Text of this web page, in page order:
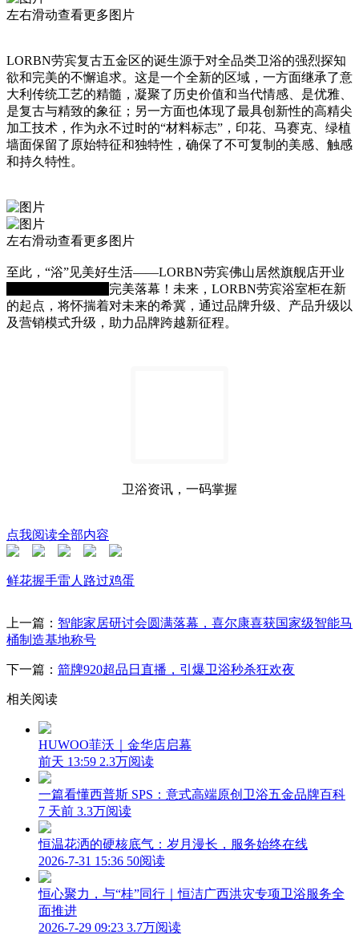
左右滑动查看更多图片
LORBN劳宾复古五金区的诞生源于对全品类卫浴的强烈探知
欲和完美的不懈追求。这是一个全新的区域，一方面继承了意
大利传统工艺的精髓，凝聚了历史价值和当代情感、是优雅、
是复古与精致的象征；另一方面也体现了最具创新性的高精尖
加工技术，作为永不过时的“材料标志”，印花、马赛克、绿植
墙面保留了原始特征和独特性，确保了不可复制的美感、触感
和持久特性。
左右滑动查看更多图片
至此，“浴”见美好生活——LORBN劳宾佛山居然旗舰店开业
完美落幕！未来，LORBN劳宾浴室柜在新
的起点，将怀揣着对未来的希冀，通过品牌升级、产品升级以
及营销模式升级，助力品牌跨越新征程。
卫浴资讯，一码掌握
点我阅读全部内容
鲜花握手雷人 路过鸡蛋
上一篇： 智能家居研讨会圆满落幕，喜尔康喜获国家级智能马
桶制造基地称号
下一篇： 箭牌920超品日直播，引爆卫浴秒杀狂欢夜
相关阅读
HUWOO菲沃｜金华店启幕
前天 13:59 2.3万阅读
一篇看懂西普斯 SPS：意式高端原创卫浴五金品牌百科
7 天前 3.3万阅读
恒温花洒的硬核底气：岁月漫长，服务始终在线
2026-7-31 15:36 50阅读
恒心聚力，与“桂”同行｜恒洁广西洪灾专项卫浴服务全
面推进
2026-7-29 09:23 3.7万阅读